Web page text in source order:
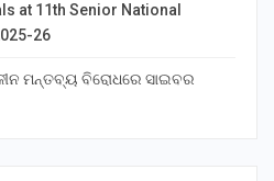
at 11th Senior National
26
ମନ୍ତବ୍ୟ ବିରୋଧରେ ସାଇବର